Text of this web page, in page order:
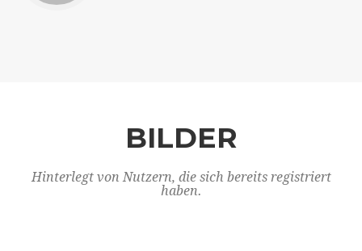
BILDER
Hinterlegt von Nutzern, die sich bereits registriert
haben.